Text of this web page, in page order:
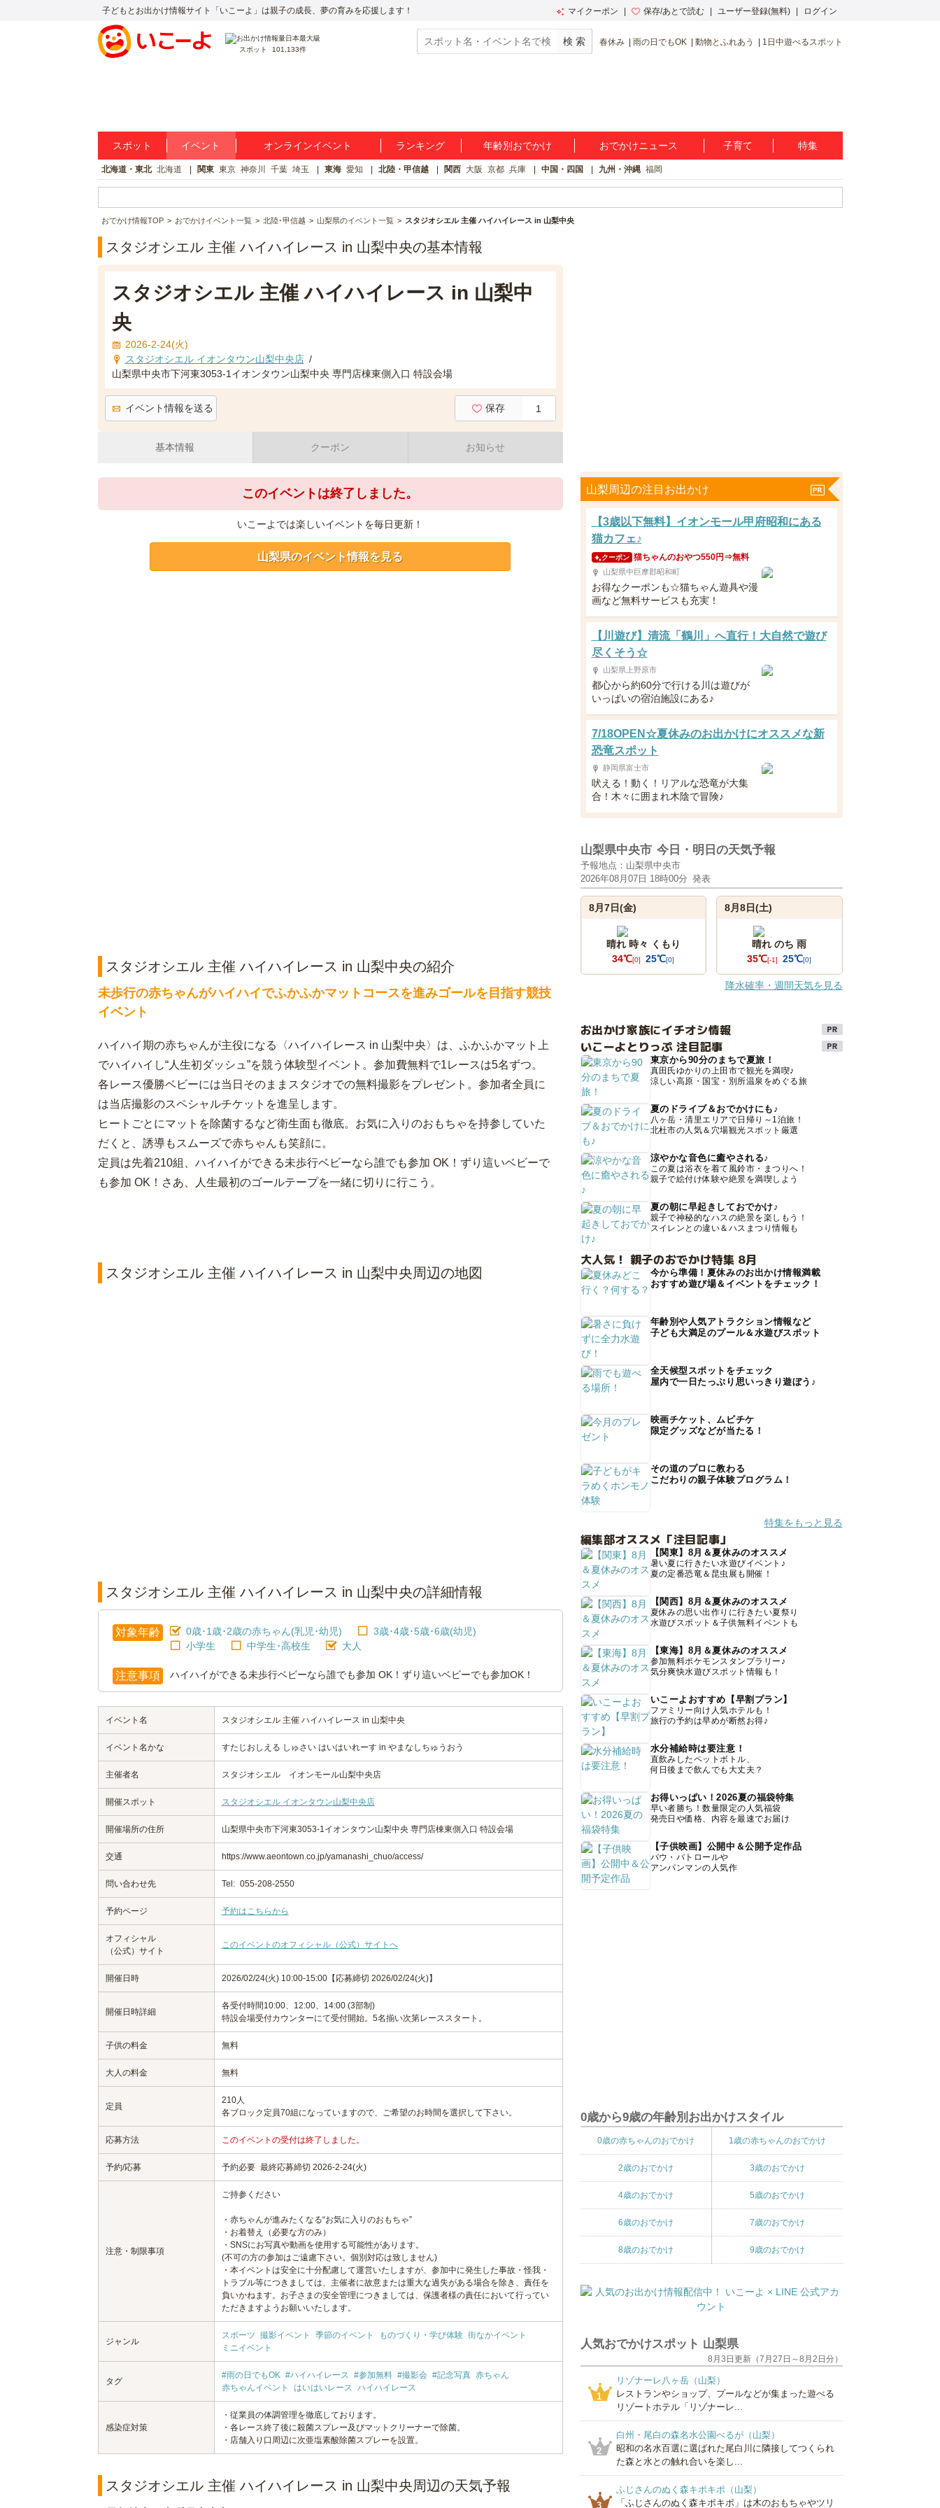
子どもとお出かけ情報サイト「いこーよ」は親子の成長、夢の育みを応援します！ マイクーポン 保存/あとで読む ユーザー登録(無料) ログイン
スポット 101,133件
春休み 雨の日でもOK 動物とふれあう 1日中遊べるスポット
スポット イベント オンラインイベント ランキング 年齢別おでかけ おでかけニュース 子育て 特集
北海道・東北 北海道 関東 東京 神奈川 千葉 埼玉 東海 愛知 北陸・甲信越 関西 大阪 京都 兵庫 中国・四国 九州・沖縄 福岡
おでかけ情報TOP おでかけイベント一覧 北陸･甲信越 山梨県のイベント一覧 スタジオシエル 主催 ハイハイレース in 山梨中央
スタジオシエル 主催 ハイハイレース in 山梨中央の基本情報
スタジオシエル 主催 ハイハイレース in 山梨中
央
2026-2-24(火)
スタジオシエル イオンタウン山梨中央店 /
山梨県中央市下河東3053-1イオンタウン山梨中央 専門店棟東側入口 特設会場
イベント情報を送る 保存 1
基本情報 クーポン お知らせ
このイベントは終了しました。
いこーよでは楽しいイベントを毎日更新！
山梨県のイベント情報を見る
スタジオシエル 主催 ハイハイレース in 山梨中央の紹介
未歩行の赤ちゃんがハイハイでふかふかマットコースを進みゴールを目指す競技
イベント
ハイハイ期の赤ちゃんが主役になる〈ハイハイレース in 山梨中央〉は、ふかふかマット上
でハイハイし“人生初ダッシュ”を競う体験型イベント。参加費無料で1レースは5名ずつ。
各レース優勝ベビーには当日そのままスタジオでの無料撮影をプレゼント。参加者全員に
は当店撮影のスペシャルチケットを進呈します。
ヒートごとにマットを除菌するなど衛生面も徹底。お気に入りのおもちゃを持参していた
だくと、誘導もスムーズで赤ちゃんも笑顔に。
定員は先着210組、ハイハイができる未歩行ベビーなら誰でも参加 OK！ずり這いベビーで
も参加 OK！さあ、人生最初のゴールテープを一緒に切りに行こう。
スタジオシエル 主催 ハイハイレース in 山梨中央周辺の地図
スタジオシエル 主催 ハイハイレース in 山梨中央の詳細情報
対象年齢 0歳･1歳･2歳の赤ちゃん(乳児･幼児)
3歳･4歳･5歳･6歳(幼児)
小学生
中学生･高校生 大人
注意事項 ハイハイができる未歩行ベビーなら誰でも参加 OK！ずり這いベビーでも参加OK！
イベント名 スタジオシエル 主催 ハイハイレース in 山梨中央
イベント名かな すたじおしえる しゅさい はいはいれーす in やまなしちゅうおう
主催者名 スタジオシエル イオンモール山梨中央店
開催スポット スタジオシエル イオンタウン山梨中央店
開催場所の住所 山梨県中央市下河東3053-1イオンタウン山梨中央 専門店棟東側入口 特設会場
交通 https://www.aeontown.co.jp/yamanashi_chuo/access/
問い合わせ先 Tel: 055-208-2550
予約ページ 予約はこちらから
オフィシャル
（公式）サイト
このイベントのオフィシャル（公式）サイトへ
開催日時 2026/02/24(火) 10:00-15:00【応募締切 2026/02/24(火)】
開催日時詳細
各受付時間10:00、12:00、14:00 (3部制)
特設会場受付カウンターにて受付開始。5名揃い次第レーススタート。
子供の料金 無料
大人の料金 無料
定員
210人
各ブロック定員70組になっていますので、ご希望のお時間を選択して下さい。
応募方法 このイベントの受付は終了しました。
予約/応募 予約必要 最終応募締切 2026-2-24(火)
注意・制限事項
ご持参ください
・赤ちゃんが進みたくなる“お気に入りのおもちゃ”
・お着替え（必要な方のみ）
・SNSにお写真や動画を使用する可能性があります。
(不可の方の参加はご遠慮下さい。個別対応は致しません)
・本イベントは安全に十分配慮して運営いたしますが、参加中に発生した事故・怪我・
トラブル等につきましては、主催者に故意または重大な過失がある場合を除き、責任を
負いかねます。お子さまの安全管理につきましては、保護者様の責任において行ってい
ただきますようお願いいたします。
ジャンル
スポーツ 撮影イベント 季節のイベント ものづくり・学び体験 街なかイベント
ミニイベント
タグ
#雨の日でもOK #ハイハイレース #参加無料 #撮影会 #記念写真 赤ちゃん
赤ちゃんイベント
はいはいレース ハイハイレース
感染症対策
・従業員の体調管理を徹底しております。
・各レース終了後に殺菌スプレー及びマットクリーナーで除菌。
・店舗入り口周辺に次亜塩素酸除菌スプレーを設置。
スタジオシエル 主催 ハイハイレース in 山梨中央周辺の天気予報
山梨周辺の注目お出かけ
【3歳以下無料】イオンモール甲府昭和にある
猫カフェ♪
クーポン 猫ちゃんのおやつ550円⇒無料
山梨県中巨摩郡昭和町
お得なクーポンも☆猫ちゃん遊具や漫
画など無料サービスも充実！
【川遊び】清流「鶴川」へ直行！大自然で遊び
尽くそう☆
山梨県上野原市
都心から約60分で行ける川は遊びが
いっぱいの宿泊施設にある♪
7/18OPEN☆夏休みのお出かけにオススメな新
恐竜スポット
静岡県富士市
吠える！動く！リアルな恐竜が大集
合！木々に囲まれ木陰で冒険♪
山梨県中央市 今日・明日の天気予報
予報地点：山梨県中央市
2026年08月07日 18時00分 発表
8月7日(金)
晴れ 時々 くもり
34℃[0] 25℃[0]
8月8日(土)
晴れ のち 雨
35℃[-1] 25℃[0]
降水確率・週間天気を見る
お出かけ家族にイチオシ情報
いこーよとりっぷ 注目記事
東京から90分のまちで夏旅！
真田氏ゆかりの上田市で観光を満喫♪
涼しい高原・国宝・別所温泉をめぐる旅
夏のドライブ＆おでかけにも♪
八ヶ岳・清里エリアで日帰り～1泊旅！
北杜市の人気＆穴場観光スポット厳選
涼やかな音色に癒やされる♪
この夏は浴衣を着て風鈴市・まつりへ！
親子で絵付け体験や絶景を満喫しよう
夏の朝に早起きしておでかけ♪
親子で神秘的なハスの絶景を楽しもう！
スイレンとの違い＆ハスまつり情報も
大人気！ 親子のおでかけ特集 8月
今から準備！夏休みのお出かけ情報満載
おすすめ遊び場＆イベントをチェック！
年齢別や人気アトラクション情報など
子ども大満足のプール＆水遊びスポット
全天候型スポットをチェック
屋内で一日たっぷり思いっきり遊ぼう♪
映画チケット、ムビチケ
限定グッズなどが当たる！
その道のプロに教わる
こだわりの親子体験プログラム！
特集をもっと見る
編集部オススメ「注目記事」
【関東】8月＆夏休みのオススメ
暑い夏に行きたい水遊びイベント♪
夏の定番恐竜＆昆虫展も開催！
【関西】8月＆夏休みのオススメ
夏休みの思い出作りに行きたい夏祭り
水遊びスポット＆子供無料イベントも
【東海】8月＆夏休みのオススメ
参加無料ポケモンスタンプラリー♪
気分爽快水遊びスポット情報も！
いこーよおすすめ【早割プラン】
ファミリー向け人気ホテルも！
旅行の予約は早めが断然お得♪
水分補給時は要注意！
直飲みしたペットボトル、
何日後まで飲んでも大丈夫？
お得いっぱい！2026夏の福袋特集
早い者勝ち！数量限定の人気福袋
発売日や価格、内容を最速でお届け
【子供映画】公開中＆公開予定作品
パウ・パトロールや
アンパンマンの人気作
0歳から9歳の年齢別お出かけスタイル
0歳の赤ちゃんのおでかけ 1歳の赤ちゃんのおでかけ
2歳のおでかけ 3歳のおでかけ
4歳のおでかけ 5歳のおでかけ
6歳のおでかけ 7歳のおでかけ
8歳のおでかけ 9歳のおでかけ
人気おでかけスポット 山梨県
8月3日更新（7月27日～8月2日分）
1
リゾナーレ八ヶ岳（山梨）
レストランやショップ、プールなどが集まった遊べる
リゾートホテル「リゾナーレ...
2
白州・尾白の森名水公園べるが（山梨）
昭和の名水百選に選ばれた尾白川に隣接してつくられ
た森と水との触れ合いを楽し...
3
ふじさんのぬく森キポキポ（山梨）
「ふじさんのぬく森キポキポ」は木のおもちゃやツリ